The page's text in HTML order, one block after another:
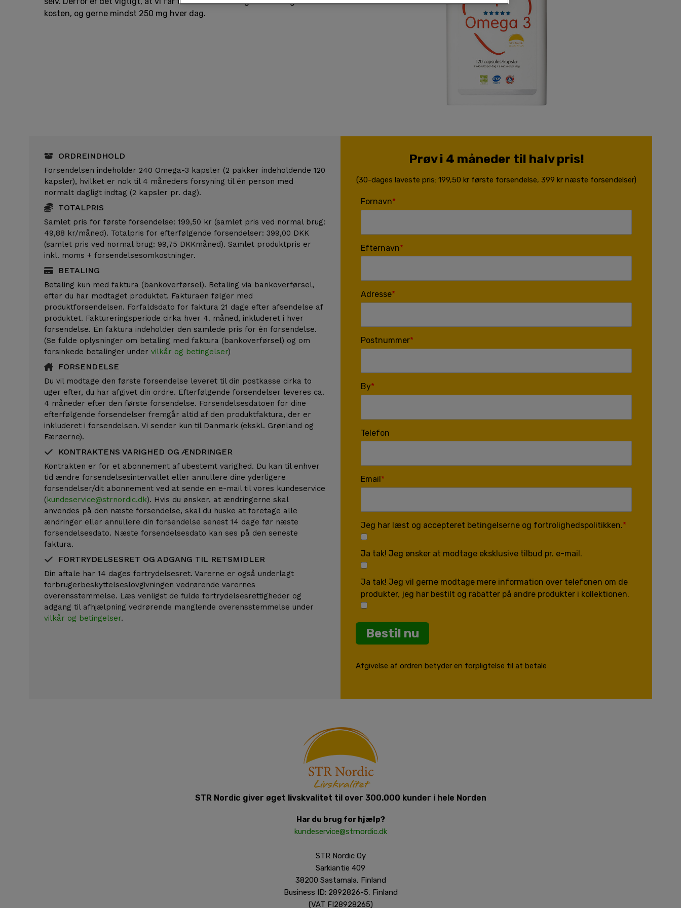
kosten, og gerne mindst 250 mg hver dag.
ORDREINDHOLD
Forsendelsen indeholder 240 Omega-3 kapsler (2 pakker indeholdende 120
kapsler), hvilket er nok til 4 måneders forsyning til én person med
normalt dagligt indtag (2 kapsler pr. dag).
TOTALPRIS
Samlet pris for første forsendelse: 199,50 kr (samlet pris ved normal brug:
49,88 kr/måned). Totalpris for efterfølgende forsendelser: 399,00 DKK
(samlet pris ved normal brug: 99,75 DKKmåned). Samlet produktpris er
inkl. moms + forsendelsesomkostninger.
BETALING
Betaling kun med faktura (bankoverførsel). Betaling via bankoverførsel,
efter du har modtaget produktet. Fakturaen følger med
produktforsendelsen. Forfaldsdato for faktura 21 dage efter afsendelse af
produktet. Faktureringsperiode cirka hver 4. måned, inkluderet i hver
forsendelse. Én faktura indeholder den samlede pris for én forsendelse.
(Se fulde oplysninger om betaling med faktura (bankoverførsel) og om
forsinkede betalinger under vilkår og betingelser)
FORSENDELSE
Du vil modtage den første forsendelse leveret til din postkasse cirka to
uger efter, du har afgivet din ordre. Efterfølgende forsendelser leveres ca.
4 måneder efter den første forsendelse. Forsendelsesdatoen for dine
efterfølgende forsendelser fremgår altid af den produktfaktura, der er
inkluderet i forsendelsen. Vi sender kun til Danmark (ekskl. Grønland og
Færøerne).
KONTRAKTENS VARIGHED OG ÆNDRINGER
Kontrakten er for et abonnement af ubestemt varighed. Du kan til enhver
tid ændre forsendelsesintervallet eller annullere dine yderligere
forsendelser/dit abonnement ved at sende en e-mail til vores kundeservice
(kundeservice@strnordic.dk). Hvis du ønsker, at ændringerne skal
anvendes på den næste forsendelse, skal du huske at foretage alle
ændringer eller annullere din forsendelse senest 14 dage før næste
forsendelsesdato. Næste forsendelsesdato kan ses på den seneste
faktura.
FORTRYDELSESRET OG ADGANG TIL RETSMIDLER
Din aftale har 14 dages fortrydelsesret. Varerne er også underlagt
forbrugerbeskyttelseslovgivningen vedrørende varernes
overensstemmelse. Læs venligst de fulde fortrydelsesrettigheder og
adgang til afhjælpning vedrørende manglende overensstemmelse under
vilkår og betingelser.
Prøv i 4 måneder til halv pris!
(30-dages laveste pris: 199,50 kr første forsendelse, 399 kr næste forsendelser)
Fornavn
Efternavn
Adresse
Postnummer
By
Telefon
Email
Jeg har læst og accepteret betingelserne og fortrolighedspolitikken.
Ja tak! Jeg ønsker at modtage eksklusive tilbud pr. e-mail.
Ja tak! Jeg vil gerne modtage mere information over telefonen om de
produkter, jeg har bestilt og rabatter på andre produkter i kollektionen.
Bestil nu
Afgivelse af ordren betyder en forpligtelse til at betale
STR Nordic giver øget livskvalitet til over 300.000 kunder i hele Norden
Har du brug for hjælp?
kundeservice@strnordic.dk
STR Nordic Oy
Sarkiantie 409
38200 Sastamala, Finland
Business ID: 2892826-5, Finland
(VAT FI28928265)